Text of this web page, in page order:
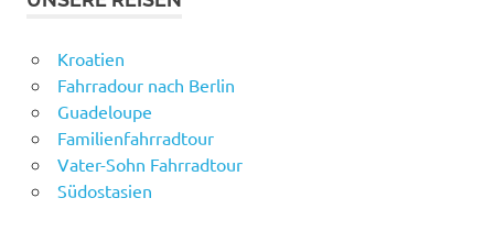
Kroatien
Fahrradour nach Berlin
Guadeloupe
Familienfahrradtour
Vater-Sohn Fahrradtour
Südostasien